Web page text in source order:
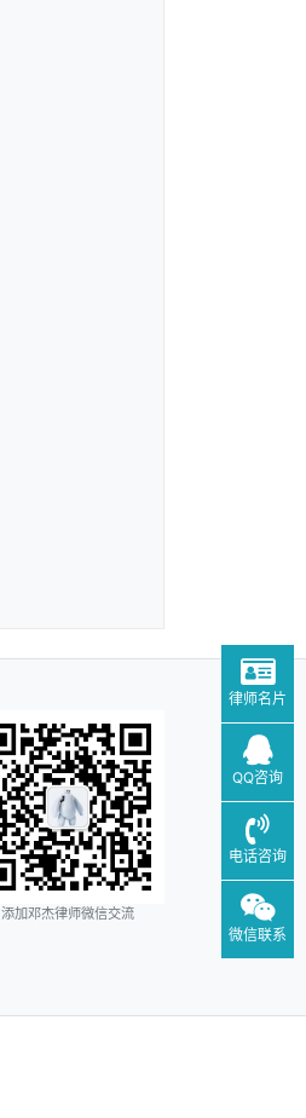
添加邓杰律师微信交流
律师名片
QQ咨询
电话咨询
微信联系